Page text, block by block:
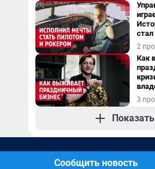
2
Как
3
Сообщить новость